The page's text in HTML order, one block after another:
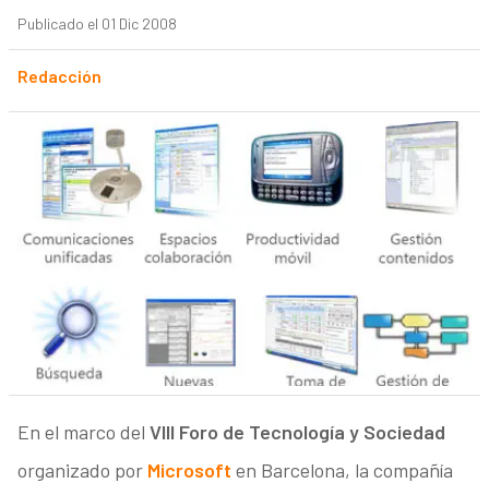
Publicado el 01 Dic 2008
Redacción
En el marco del VIII Foro de Tecnología y Sociedad
organizado por Microsoft en Barcelona, la compañía